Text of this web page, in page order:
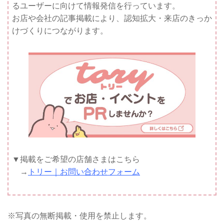
るユーザーに向けて情報発信を行っています。
お店や会社の記事掲載により、認知拡大・来店のきっか
けづくりにつながります。
▼掲載をご希望の店舗さまはこちら
→ トリー｜お問い合わせフォーム
※写真の無断掲載・使用を禁止します。